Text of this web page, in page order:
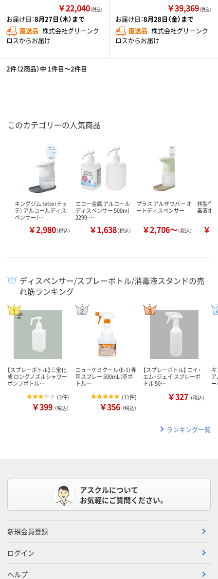
￥22,040（税込）
お届け日：8月27日（木）まで
直送品 株式会社グリーンク
ロスからお届け
￥39,369（税込）
お届け日：8月28日（金）まで
直送品 株式会社グリーンク
ロスからお届け
2件（2商品）中 1件目～2件目
このカテゴリーの人気商品
キングジム tette（テッ
テ） アルコールディス
ペンサー（…
￥2,980（税込）
エコー金属 アルコール
ディスペンサー 500ml
2299-…
￥1,638（税込）
プラス アルザウバー オ
ートディスペンサー
￥2,706～（税込）
林製作
毒液ポ
￥
ディスペンサー/スプレーボトル/消毒液スタンドの売
れ筋ランキング
【スプレーボトル】三宝化
成 ロングノズルシャワー
ポンプボトル…
(3件)
￥399 （税込）
ニューケミクール（E-1）専
用スプレー 500mL（空ボ
トル…
(11件)
￥356 （税込）
【スプレーボトル】 エイ・
エム・ジェイ スプレーボ
トル 50…
￥327 （税込）
キ
ー
ランキング一覧
アスクルについて
お気軽にご質問ください。
新規会員登録
ログイン
ヘルプ